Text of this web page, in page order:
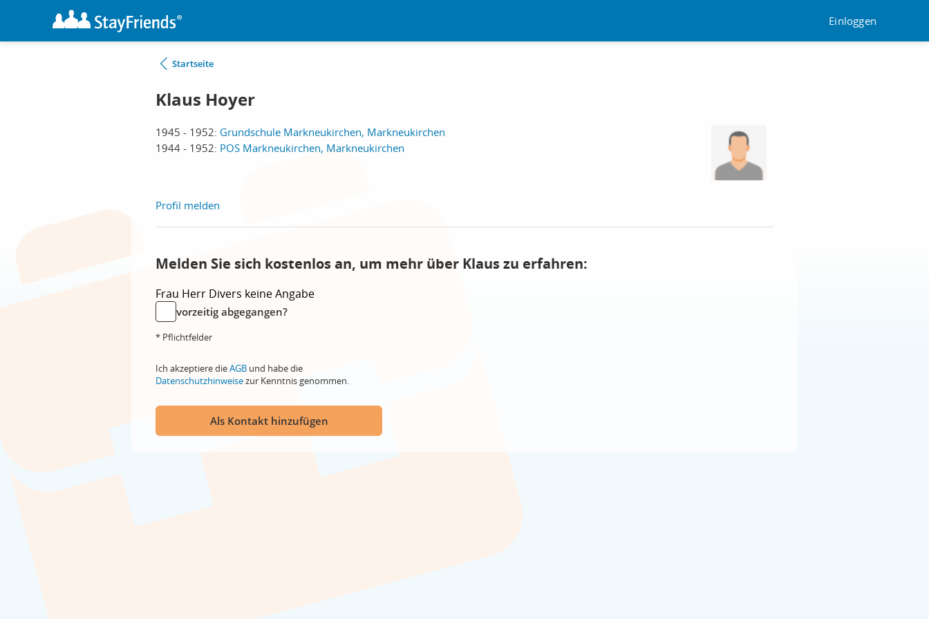
Einloggen
Startseite
Klaus Hoyer
1945 - 1952: Grundschule Markneukirchen, Markneukirchen
1944 - 1952: POS Markneukirchen, Markneukirchen
Profil melden
Melden Sie sich kostenlos an, um mehr über Klaus zu erfahren:
Frau Herr Divers keine Angabe
vorzeitig abgegangen?
* Pflichtfelder
Ich akzeptiere dieAGB und habe die
Datenschutzhinweisezur Kenntnis genommen.
Als Kontakt hinzufügen